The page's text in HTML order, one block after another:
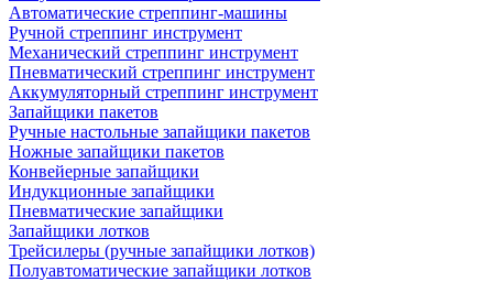
Автоматические стреппинг-машины
Ручной стреппинг инструмент
Механический стреппинг инструмент
Пневматический стреппинг инструмент
Аккумуляторный стреппинг инструмент
Запайщики пакетов
Ручные настольные запайщики пакетов
Ножные запайщики пакетов
Конвейерные запайщики
Индукционные запайщики
Пневматические запайщики
Запайщики лотков
Трейсилеры (ручные запайщики лотков)
Полуавтоматические запайщики лотков